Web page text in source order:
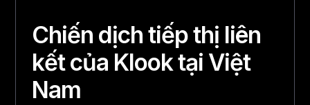
Chiến dịch tiếp thị liên
kết của Klook tại Việt
Nam